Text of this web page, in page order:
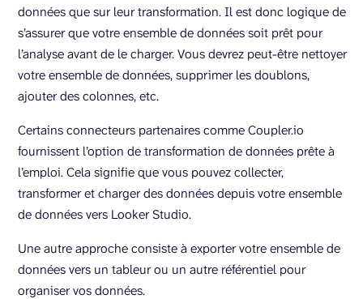
données que sur leur transformation. Il est donc logique de
s’assurer que votre ensemble de données soit prêt pour
l’analyse avant de le charger. Vous devrez peut-être nettoyer
votre ensemble de données, supprimer les doublons,
ajouter des colonnes, etc.
Certains connecteurs partenaires comme Coupler.io
fournissent l’option de transformation de données prête à
l’emploi. Cela signifie que vous pouvez collecter,
transformer et charger des données depuis votre ensemble
de données vers Looker Studio.
Une autre approche consiste à exporter votre ensemble de
données vers un tableur ou un autre référentiel pour
organiser vos données.